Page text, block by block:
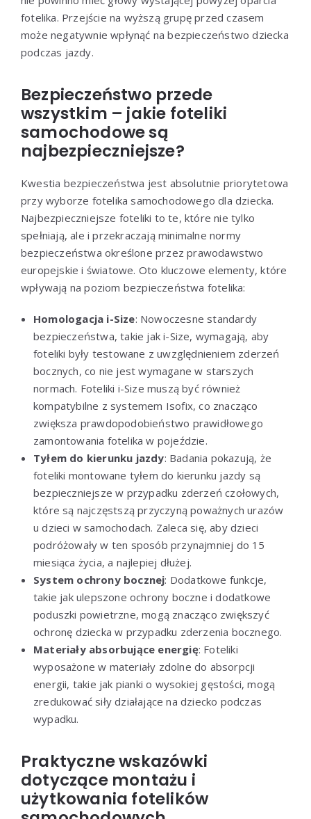
fotelika. Przejście na wyższą grupę przed czasem
może negatywnie wpłynąć na bezpieczeństwo dziecka
podczas jazdy.
Bezpieczeństwo przede
wszystkim – jakie foteliki
samochodowe są
najbezpieczniejsze?
Kwestia bezpieczeństwa jest absolutnie priorytetowa
przy wyborze fotelika samochodowego dla dziecka.
Najbezpieczniejsze foteliki to te, które nie tylko
spełniają, ale i przekraczają minimalne normy
bezpieczeństwa określone przez prawodawstwo
europejskie i światowe. Oto kluczowe elementy, które
wpływają na poziom bezpieczeństwa fotelika:
Homologacja i-Size: Nowoczesne standardy
bezpieczeństwa, takie jak i-Size, wymagają, aby
foteliki były testowane z uwzględnieniem zderzeń
bocznych, co nie jest wymagane w starszych
normach. Foteliki i-Size muszą być również
kompatybilne z systemem Isofix, co znacząco
zwiększa prawdopodobieństwo prawidłowego
zamontowania fotelika w pojeździe.
Tyłem do kierunku jazdy: Badania pokazują, że
foteliki montowane tyłem do kierunku jazdy są
bezpieczniejsze w przypadku zderzeń czołowych,
które są najczęstszą przyczyną poważnych urazów
u dzieci w samochodach. Zaleca się, aby dzieci
podróżowały w ten sposób przynajmniej do 15
miesiąca życia, a najlepiej dłużej.
System ochrony bocznej: Dodatkowe funkcje,
takie jak ulepszone ochrony boczne i dodatkowe
poduszki powietrzne, mogą znacząco zwiększyć
ochronę dziecka w przypadku zderzenia bocznego.
Materiały absorbujące energię: Foteliki
wyposażone w materiały zdolne do absorpcji
energii, takie jak pianki o wysokiej gęstości, mogą
zredukować siły działające na dziecko podczas
wypadku.
Praktyczne wskazówki
dotyczące montażu i
użytkowania fotelików